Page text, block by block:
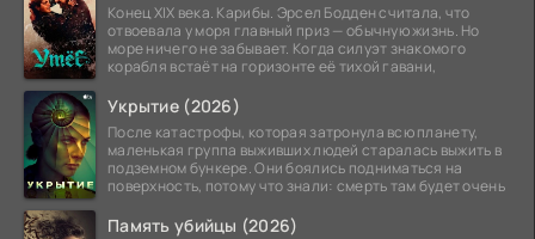
Конец XIX века. Карибы. Эрсел Бодден считала, что
отвоевала у моря главный приз — обычную жизнь. Но
море ничего не забывает. Когда силуэт знакомого
корабля встаёт на горизонте её тихой гавани,
Укрытие (2026)
После катастрофы, которая затронула всю планету,
маленькая группа выживших людей старалась выжить в
подземном бункере. Они боялись подниматься на
поверхность, потому что знали: смерть там будет очень
Память убийцы (2026)